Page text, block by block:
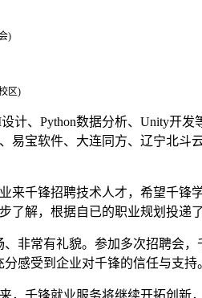
)
区)
、Python数据分析、Unity开发
宝软件、大连同方、辽宁北斗
千锋招聘技术人才，希望千锋
解，根据自已的职业规划投递了
常有礼貌。参加多次招聘会，
感受到企业对千锋的信任与支持
千锋就业服务将继续开拓创新